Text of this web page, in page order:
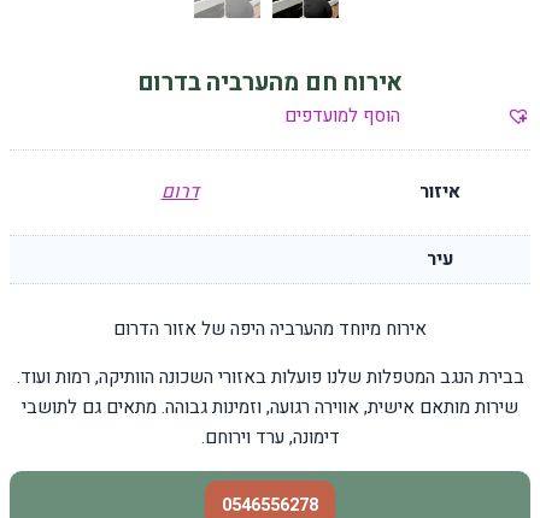
אירוח חם מהערביה בדרום
הוסף למועדפים
איזור דרום
עיר
אירוח מיוחד מהערביה היפה של אזור הדרום
בבירת הנגב המטפלות שלנו פועלות באזורי השכונה הוותיקה, רמות ועוד.
שירות מותאם אישית, אווירה רגועה, וזמינות גבוהה. מתאים גם לתושבי
דימונה, ערד וירוחם.
0546556278